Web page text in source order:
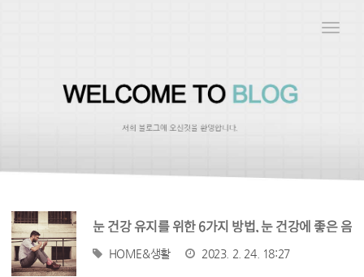
Toggle
눈 건강 유지를 위한 6가지 방법, 눈 건강에 좋은 음
식과 효능
HOME&생활 2023. 2. 24. 18:27